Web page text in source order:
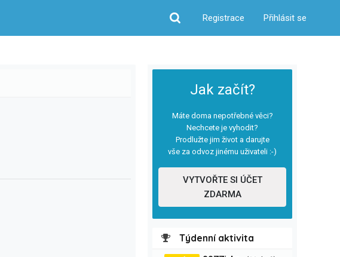
Hledat
Registrace Přihlásit se
Jak začít?
Máte doma nepotřebné věci?
Nechcete je vyhodit?
Prodlužte jim život a darujte
vše za odvoz jinému uživateli :-)
VYTVOŘTE SI ÚČET
ZDARMA
Týdenní aktivita